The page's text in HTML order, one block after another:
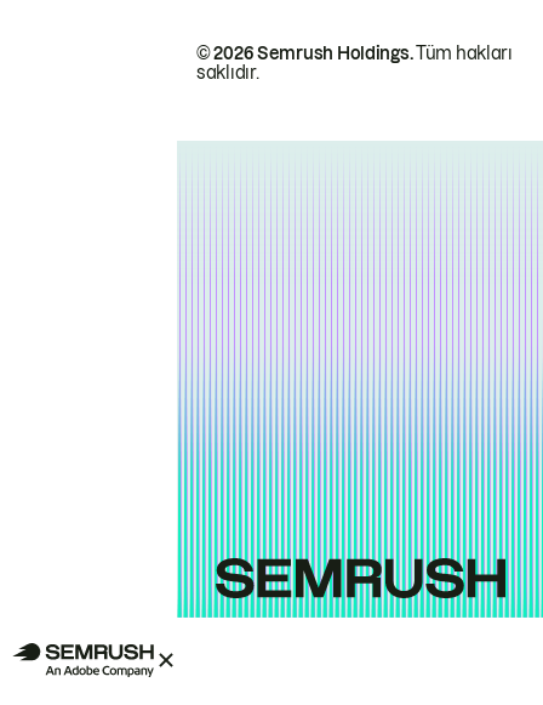
© 2026 Semrush Holdings.Tüm hakları
saklıdır.